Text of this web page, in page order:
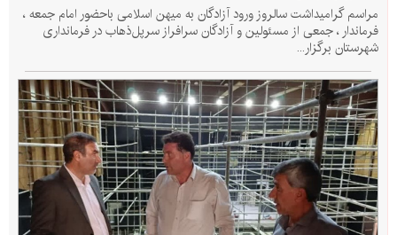
مراسم گرامیداشت سالروز ورود آزادگان به میهن اسلامی باحضور امام جمعه ،
فرماندار ، جمعی از مسئولین و آزادگان سرافراز سرپل‌ذهاب در فرمانداری
شهرستان برگزار...